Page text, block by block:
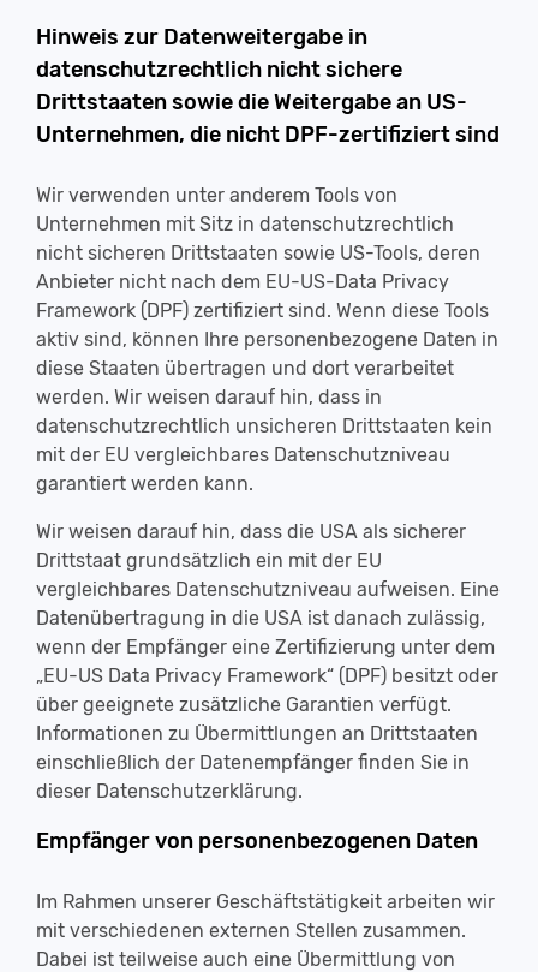
Hinweis zur Datenweitergabe in
datenschutzrechtlich nicht sichere
Drittstaaten sowie die Weitergabe an US-
Unternehmen, die nicht DPF-zertifiziert sind
Wir verwenden unter anderem Tools von
Unternehmen mit Sitz in datenschutzrechtlich
nicht sicheren Drittstaaten sowie US-Tools, deren
Anbieter nicht nach dem EU-US-Data Privacy
Framework (DPF) zertifiziert sind. Wenn diese Tools
aktiv sind, können Ihre personenbezogene Daten in
diese Staaten übertragen und dort verarbeitet
werden. Wir weisen darauf hin, dass in
datenschutzrechtlich unsicheren Drittstaaten kein
mit der EU vergleichbares Datenschutzniveau
garantiert werden kann.
Wir weisen darauf hin, dass die USA als sicherer
Drittstaat grundsätzlich ein mit der EU
vergleichbares Datenschutzniveau aufweisen. Eine
Datenübertragung in die USA ist danach zulässig,
wenn der Empfänger eine Zertifizierung unter dem
„EU-US Data Privacy Framework“ (DPF) besitzt oder
über geeignete zusätzliche Garantien verfügt.
Informationen zu Übermittlungen an Drittstaaten
einschließlich der Datenempfänger finden Sie in
dieser Datenschutzerklärung.
Empfänger von personenbezogenen Daten
Im Rahmen unserer Geschäftstätigkeit arbeiten wir
mit verschiedenen externen Stellen zusammen.
Dabei ist teilweise auch eine Übermittlung von